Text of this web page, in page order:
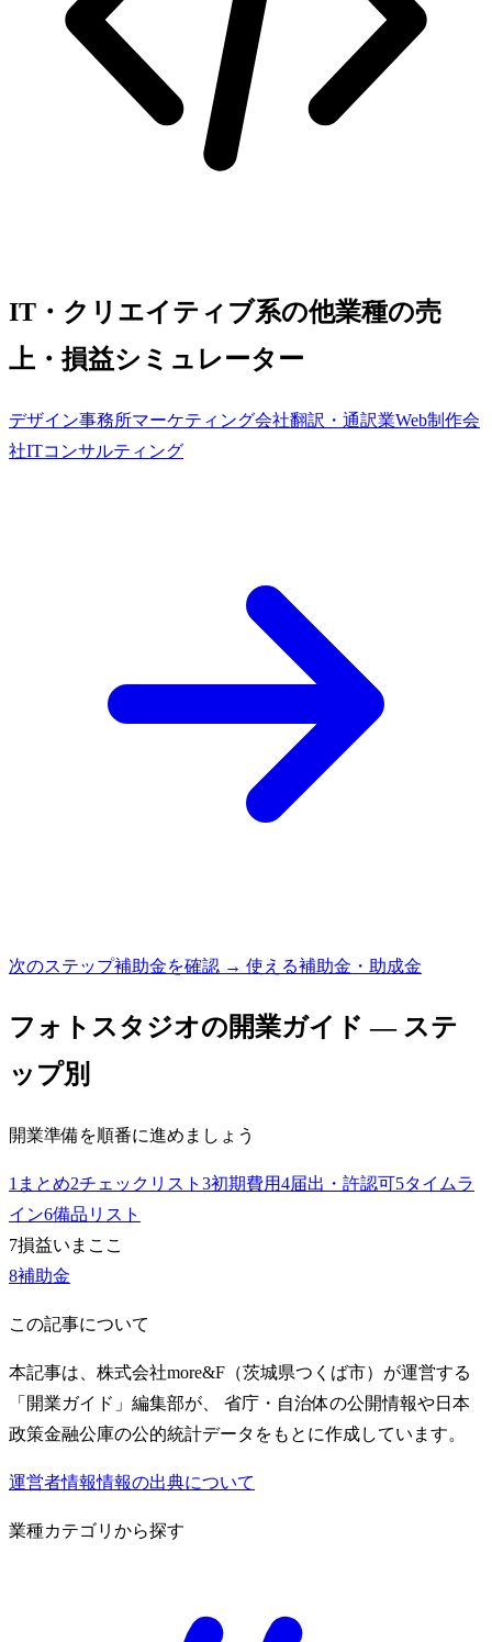
IT・クリエイティブ系の他業種の売
上・損益シミュレーター
デザイン事務所マーケティング会社翻訳・通訳業Web制作会
社ITコンサルティング
次のステップ補助金を確認 → 使える補助金・助成金
フォトスタジオの開業ガイド — ステ
ップ別
開業準備を順番に進めましょう
1 まとめ2チェックリスト 3初期費用4届出・許認可5タイムラ
イン6備品リスト
7損益いまここ
8補助金
この記事について
本記事は、株式会社more&F（茨城県つくば市）が運営する
「開業ガイド」編集部が、 省庁・自治体の公開情報や日本
政策金融公庫の公的統計データをもとに作成しています。
運営者情報情報の出典について
業種カテゴリから探す